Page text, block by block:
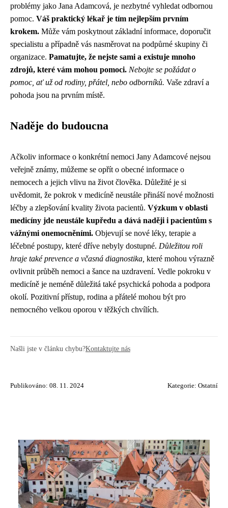
problémy jako Jana Adamcová, je nezbytné vyhledat odbornou
pomoc. Váš praktický lékař je tím nejlepším prvním
krokem. Může vám poskytnout základní informace, doporučit
specialistu a případně vás nasměrovat na podpůrné skupiny či
organizace. Pamatujte, že nejste sami a existuje mnoho
zdrojů, které vám mohou pomoci. Nebojte se požádat o
pomoc, ať už od rodiny, přátel, nebo odborníků. Vaše zdraví a
pohoda jsou na prvním místě.
Naděje do budoucna
Ačkoliv informace o konkrétní nemoci Jany Adamcové nejsou
veřejně známy, můžeme se opřít o obecné informace o
nemocech a jejich vlivu na život člověka. Důležité je si
uvědomit, že pokrok v medicíně neustále přináší nové možnosti
léčby a zlepšování kvality života pacientů. Výzkum v oblasti
medicíny jde neustále kupředu a dává naději i pacientům s
vážnými onemocněními. Objevují se nové léky, terapie a
léčebné postupy, které dříve nebyly dostupné. Důležitou roli
hraje také prevence a včasná diagnostika, které mohou výrazně
ovlivnit průběh nemoci a šance na uzdravení. Vedle pokroku v
medicíně je neméně důležitá také psychická pohoda a podpora
okolí. Pozitivní přístup, rodina a přátelé mohou být pro
nemocného velkou oporou v těžkých chvílích.
Našli jste v článku chybu?Kontaktujte nás
Publikováno: 08. 11. 2024 Kategorie: Ostatní